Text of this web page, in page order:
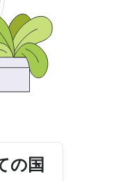
の国